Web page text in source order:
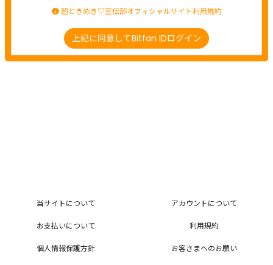
超ときめき♡宣伝部オフィシャルサイト利用規約
上記に同意してBitfan IDログイン
当サイトについて アカウントについて
お支払いについて 利用規約
個人情報保護方針 お客さまへのお願い